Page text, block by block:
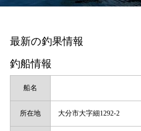
最新の釣果情報
釣船情報
船名
所在地 大分市大字細1292-2